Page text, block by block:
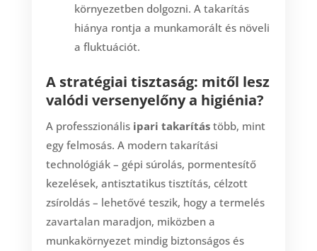
környezetben dolgozni. A takarítás
hiánya rontja a munkamorált és növeli
a fluktuációt.
A stratégiai tisztaság: mitől lesz
valódi versenyelőny a higiénia?
A professzionális ipari takarítástöbb, mint
egy felmosás. A modern takarítási
technológiák – gépi súrolás, pormentesítő
kezelések, antisztatikus tisztítás, célzott
zsíroldás – lehetővé teszik, hogy a termelés
zavartalan maradjon, miközben a
munkakörnyezet mindig biztonságos és